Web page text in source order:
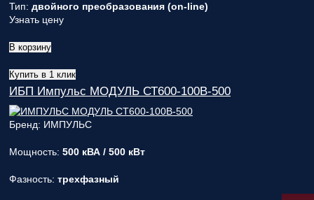
Тип: двойного преобразования (on-line)
Узнать цену
В корзину
Купить в 1 клик
ИБП Импульс МОДУЛЬ СТ600-100В-500
Бренд: ИМПУЛЬС
Мощность: 500 кВА / 500 кВт
Фазность: трехфазный